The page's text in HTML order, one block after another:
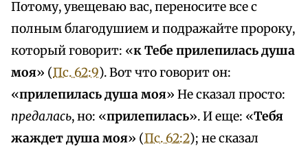
Потому, увещеваю вас, переносите все с
полным благодушием и подражайте пророку,
который говорит: «к Тебе прилепилась душа
моя» (Пс. 62:9). Вот что говорит он:
«прилепилась душа моя» Не сказал просто:
предалась, но: «прилепилась». И еще: «Тебя
жаждет душа моя» (Пс. 62:2); не сказал